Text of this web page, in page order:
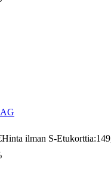
Hinta ilman S-Etukorttia: